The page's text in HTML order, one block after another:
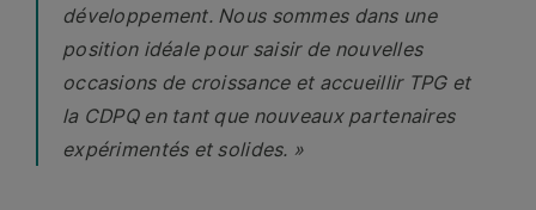
développement. Nous sommes dans une
position idéale pour saisir de nouvelles
occasions de croissance et accueillir TPG et
la CDPQ en tant que nouveaux partenaires
expérimentés et solides. »